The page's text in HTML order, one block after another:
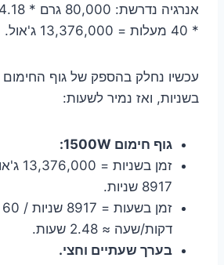
* 40 מעלות = 13,376,000 ג'אול.
עכשיו נחלק בהספק של גוף החימום
בשניות, ואז נמיר לשעות:
גוף חימום 1500W:
8917 שניות.
דקות/שעה ≈ 2.48 שעות.
בערך שעתיים וחצי.